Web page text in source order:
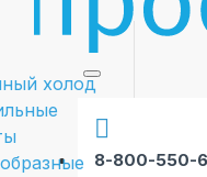
8-800-550-
холод